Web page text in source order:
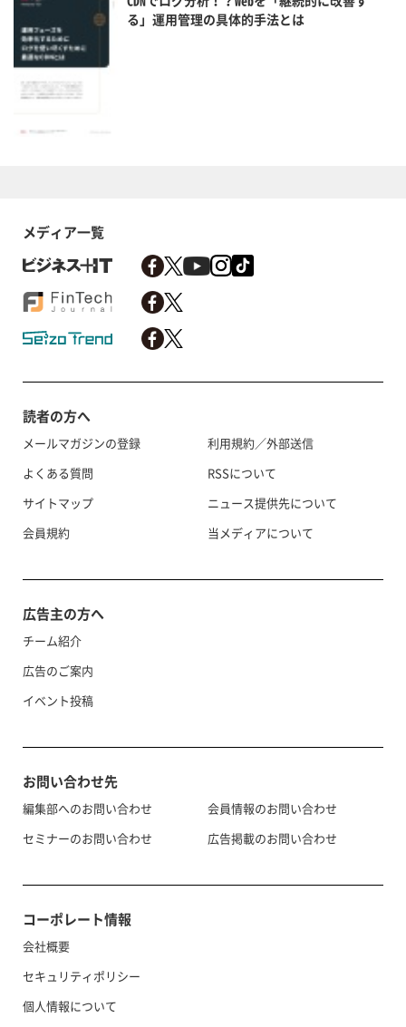
る」運用管理の具体的手法とは
メディア一覧
読者の方へ
メールマガジンの登録
よくある質問
サイトマップ
会員規約
利用規約／外部送信
RSSについて
ニュース提供先について
当メディアについて
広告主の方へ
チーム紹介
広告のご案内
イベント投稿
お問い合わせ先
編集部へのお問い合わせ
セミナーのお問い合わせ
会員情報のお問い合わせ
広告掲載のお問い合わせ
コーポレート情報
会社概要
セキュリティポリシー
個人情報について